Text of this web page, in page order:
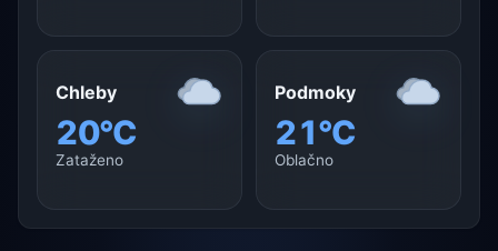
Chleby
20°C
Zataženo
Podmoky
21°C
Oblačno